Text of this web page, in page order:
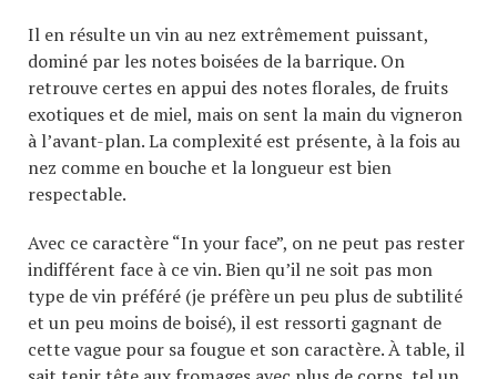
Il en résulte un vin au nez extrêmement puissant,
dominé par les notes boisées de la barrique. On
retrouve certes en appui des notes florales, de fruits
exotiques et de miel, mais on sent la main du vigneron
à l’avant-plan. La complexité est présente, à la fois au
nez comme en bouche et la longueur est bien
respectable.
Avec ce caractère “In your face”, on ne peut pas rester
indifférent face à ce vin. Bien qu’il ne soit pas mon
type de vin préféré (je préfère un peu plus de subtilité
et un peu moins de boisé), il est ressorti gagnant de
cette vague pour sa fougue et son caractère. À table, il